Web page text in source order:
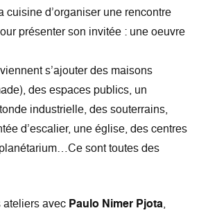
cuisine d’organiser une rencontre
présenter son invitée : une oeuvre
s’ajouter des maisons
des espaces publics, un
industrielle, des souterrains,
d’escalier, une église, des centres
sont toutes des
avec Paulo Nimer Pjota,